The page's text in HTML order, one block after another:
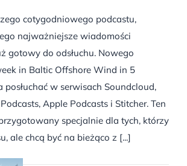
cotygodniowego podcastu,
najważniejsze wiadomości
gotowy do odsłuchu. Nowego
in Baltic Offshore Wind in 5
posłuchać w serwisach Soundcloud,
Apple Podcasts i Stitcher. Ten
specjalnie dla tych, którzy
ale chcą być na bieżąco z [...]